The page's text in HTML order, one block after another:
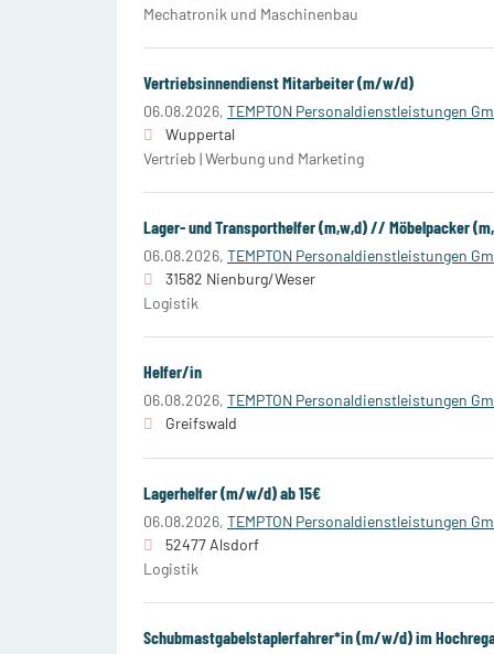
Mechatronik und Maschinenbau
Vertriebsinnendienst Mitarbeiter (m/w/d)
06.08.2026, TEMPTON Personaldienstleistungen
Wuppertal
Vertrieb | Werbung und Marketing
Lager- und Transporthelfer (m,w,d) // Möbelpacker
06.08.2026, TEMPTON Personaldienstleistungen
31582 Nienburg/Weser
Logistik
Helfer/in
06.08.2026, TEMPTON Personaldienstleistungen
Greifswald
Lagerhelfer (m/w/d) ab 15€
06.08.2026, TEMPTON Personaldienstleistungen
52477 Alsdorf
Logistik
Schubmastgabelstaplerfahrer*in (m/w/d) im